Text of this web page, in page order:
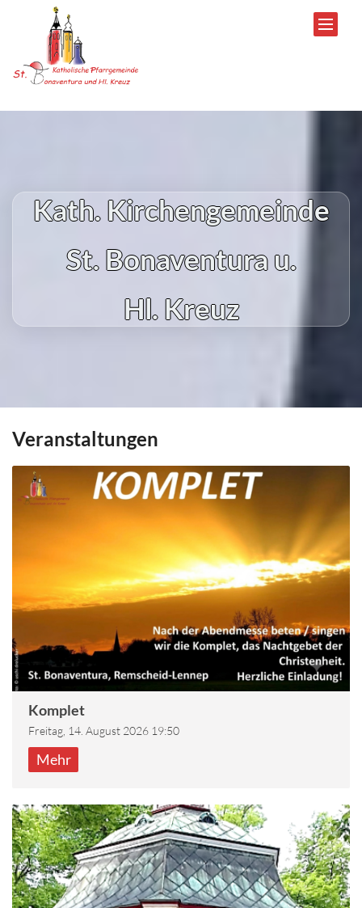
Zum Inhalt springen
Kath. Kirchengemeinde
St. Bonaventura u.
Hl. Kreuz
Veranstaltungen
Komplet
Freitag, 14. August 2026 19:50
Mehr